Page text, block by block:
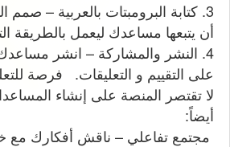
3. كتابة البرومبتات بالعربية – صمم
أن يتبعها مساعدك ليعمل بالطريقة
4. النشر والمشاركة – انشر
على التقييم و التعليقات. فرصة
لا تقتصر المنصة على إنشاء
أيضاً:
مجتمع تفاعلي – ناقش أفكارك مع